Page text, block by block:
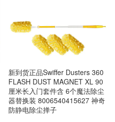
新到货正品Swiffer Dusters 360
FLASH DUST MAGNET XL 90
厘米长入门套件含 6个魔法除尘
器替换装 8006540415627 神奇
防静电除尘掸子